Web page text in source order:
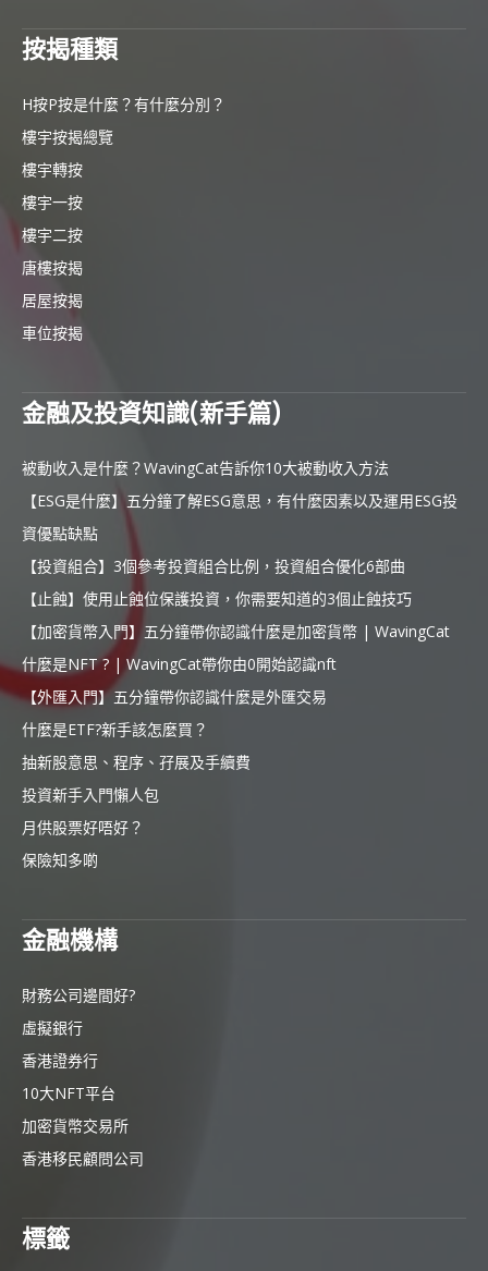
按揭種類
H按P按是什麼？有什麼分別？
樓宇按揭總覽
樓宇轉按
樓宇一按
樓宇二按
唐樓按揭
居屋按揭
車位按揭
金融及投資知識(新手篇)
被動收入是什麼？WavingCat告訴你10大被動收入方法
【ESG是什麼】五分鐘了解ESG意思，有什麼因素以及運用ESG投
資優點缺點
【投資組合】3個參考投資組合比例，投資組合優化6部曲
【止蝕】使用止蝕位保護投資，你需要知道的3個止蝕技巧
【加密貨幣入門】五分鐘帶你認識什麼是加密貨幣 | WavingCat
什麼是NFT ? | WavingCat帶你由0開始認識nft
【外匯入門】五分鐘帶你認識什麼是外匯交易
什麼是ETF?新手該怎麼買？
抽新股意思、程序、孖展及手續費
投資新手入門懶人包
月供股票好唔好？
保險知多啲
金融機構
財務公司邊間好?
虛擬銀行
香港證券行
10大NFT平台
加密貨幣交易所
香港移民顧問公司
標籤